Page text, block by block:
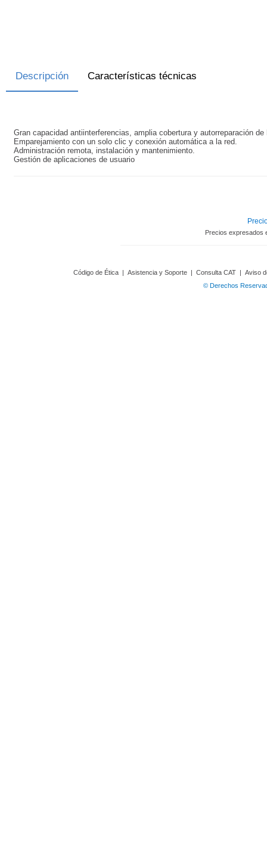
Descripción Características técnicas
Gran capacidad antiinterferencias, amplia cobertura y autorreparación de
Emparejamiento con un solo clic y conexión automática a la red.
Administración remota, instalación y mantenimiento.
Gestión de aplicaciones de usuario
Precios expresados
Código de Ética | Asistencia y Soporte | Consulta CAT | Aviso
© Derechos